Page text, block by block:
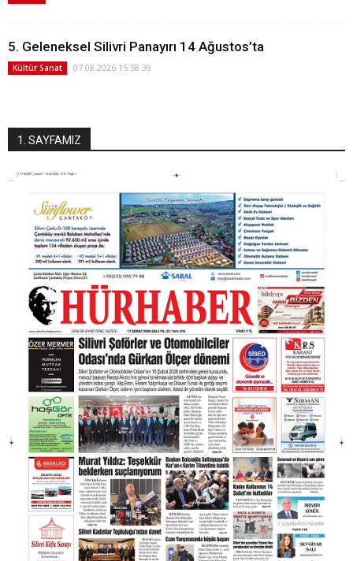
5. Geleneksel Silivri Panayırı 14 Ağustos’ta
Kültür Sanat 07.08.2026 15:58:39
1. SAYFAMIZ